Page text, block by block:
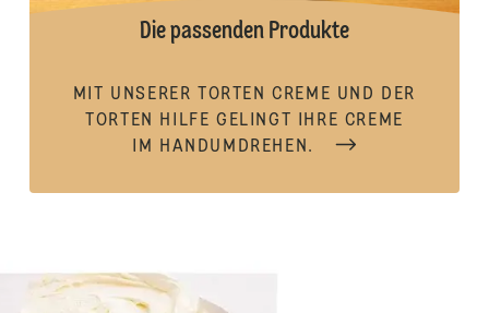
Die passenden Produkte
MIT UNSERER TORTEN CREME UND DER
TORTEN HILFE GELINGT IHRE CREME
IM HANDUMDREHEN.